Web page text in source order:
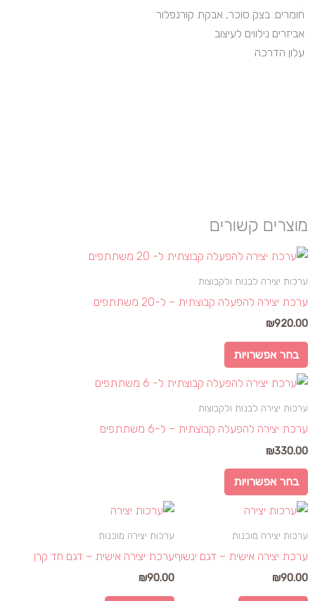
חומרים: בצק סוכר, אבקת קורנפלור
אביזרים נילווים לעיצוב
עלון הדרכה
מוצרים קשורים
ערכות יצירה לבנות ולקבוצות
ערכת יצירה להפעלה קבוצתית – ל-20 משתתפים
₪920.00
בחר אפשרויות
למוצר
מספר
לבחור
את
האפשרויות
בעמוד
ערכות יצירה לבנות ולקבוצות
ערכת יצירה להפעלה קבוצתית – ל-6 משתתפים
₪330.00
בחר אפשרויות
למוצר
זה
מספר
לבחור
בעמוד
ערכות יצירה מוכנות
ערכת יצירה אישית – דגם ינשוף
₪90.00
ערכות יצירה מוכנות
ערכת יצירה אישית – דגם חד קרן
₪90.00